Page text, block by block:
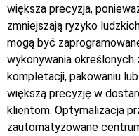
większa precyzja,
zmniejszają ryzyko
mogą być
wykonywania określonych
kompletacji, pakowaniu
większą precyzję w
klientom. Optymalizacja
zautomatyzowane